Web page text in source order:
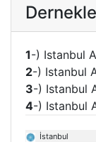
1-) Istanbul
2-) Istanbul
3-) Istanbul
4-) Istanbul
İstanbul